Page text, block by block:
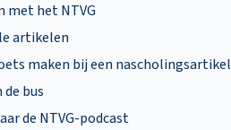
met het NTVG
artikelen
maken bij een nascholingsartikel
bus
de NTVG-podcast